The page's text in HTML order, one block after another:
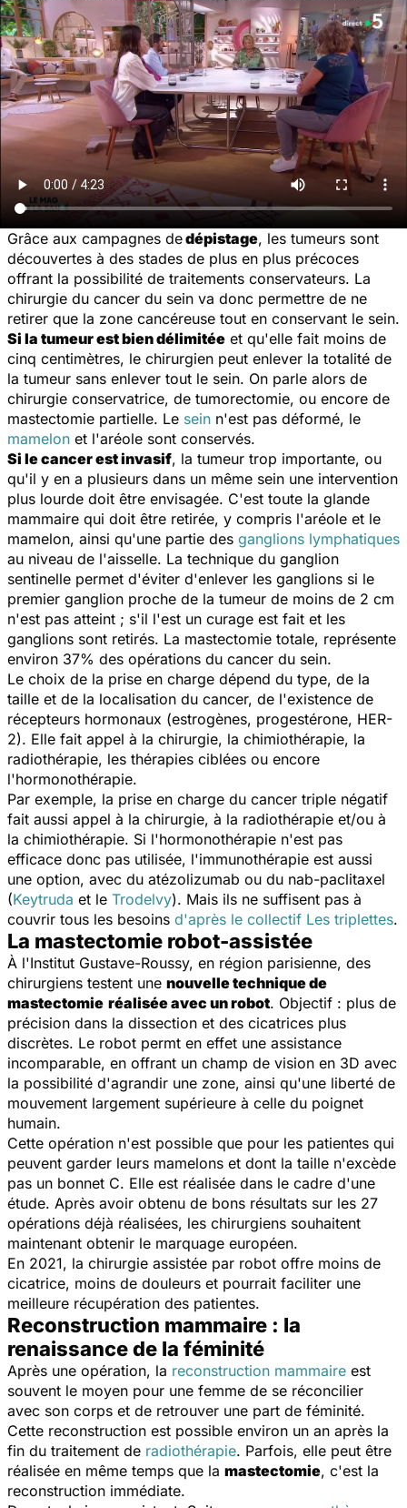
Grâce aux campagnes dedépistage, les tumeurs sont
découvertes à des stades de plus en plus précoces
offrant la possibilité de traitements conservateurs. La
chirurgie du cancer du sein va donc permettre de ne
retirer que la zone cancéreuse tout en conservant le sein.
Si la tumeur est bien délimitée et qu'elle fait moins de
cinq centimètres, le chirurgien peut enlever la totalité de
la tumeur sans enlever tout le sein. On parle alors de
chirurgie conservatrice, de tumorectomie, ou encore de
mastectomie partielle. Le sein n'est pas déformé, le
mamelon et l'aréole sont conservés.
Si le cancer est invasif, la tumeur trop importante, ou
qu'il y en a plusieurs dans un même sein une intervention
plus lourde doit être envisagée. C'est toute la glande
mammaire qui doit être retirée, y compris l'aréole et le
mamelon, ainsi qu'une partie des ganglions lymphatiques
au niveau de l'aisselle. La technique du ganglion
sentinelle permet d'éviter d'enlever les ganglions si le
premier ganglion proche de la tumeur de moins de 2 cm
n'est pas atteint ; s'il l'est un curage est fait et les
ganglions sont retirés. La mastectomie totale, représente
environ 37% des opérations du cancer du sein.
Le choix de la prise en charge dépend du type, de la
taille et de la localisation du cancer, de l'existence de
récepteurs hormonaux (estrogènes, progestérone, HER-
2). Elle fait appel à la chirurgie, la chimiothérapie, la
radiothérapie, les thérapies ciblées ou encore
l'hormonothérapie.
Par exemple, la prise en charge du cancer triple négatif
fait aussi appel à la chirurgie, à la radiothérapie et/ou à
la chimiothérapie. Si l'hormonothérapie n'est pas
efficace donc pas utilisée, l'immunothérapie est aussi
une option, avec du atézolizumab ou du nab-paclitaxel
(Keytruda et le Trodelvy). Mais ils ne suffisent pas à
couvrir tous les besoins d'après le collectif Les triplettes.
La mastectomie robot-assistée
À l'Institut Gustave-Roussy, en région parisienne, des
chirurgiens testent une nouvelle technique de
mastectomie réalisée avec un robot. Objectif : plus de
précision dans la dissection et des cicatrices plus
discrètes. Le robot permt en effet une assistance
incomparable, en offrant un champ de vision en 3D avec
la possibilité d'agrandir une zone, ainsi qu'une liberté de
mouvement largement supérieure à celle du poignet
humain.
Cette opération n'est possible que pour les patientes qui
peuvent garder leurs mamelons et dont la taille n'excède
pas un bonnet C. Elle est réalisée dans le cadre d'une
étude. Après avoir obtenu de bons résultats sur les 27
opérations déjà réalisées, les chirurgiens souhaitent
maintenant obtenir le marquage européen.
En 2021, la chirurgie assistée par robot offre moins de
cicatrice, moins de douleurs et pourrait faciliter une
meilleure récupération des patientes.
Reconstruction mammaire : la
renaissance de la féminité
Après une opération, la reconstruction mammaire est
souvent le moyen pour une femme de se réconcilier
avec son corps et de retrouver une part de féminité.
Cette reconstruction est possible environ un an après la
fin du traitement de radiothérapie. Parfois, elle peut être
réalisée en même temps que la mastectomie, c'est la
reconstruction immédiate.